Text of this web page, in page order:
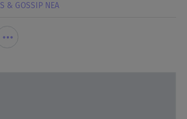
& GOSSIP ΝΕΑ